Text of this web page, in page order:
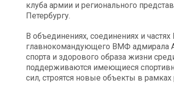
клуба армии и регионального
Петербургу.
В объединениях, соединениях и
главнокомандующего ВМФ адмирала
спорта и здорового образа жизни
поддерживаются имеющиеся
сил, строятся новые объекты в